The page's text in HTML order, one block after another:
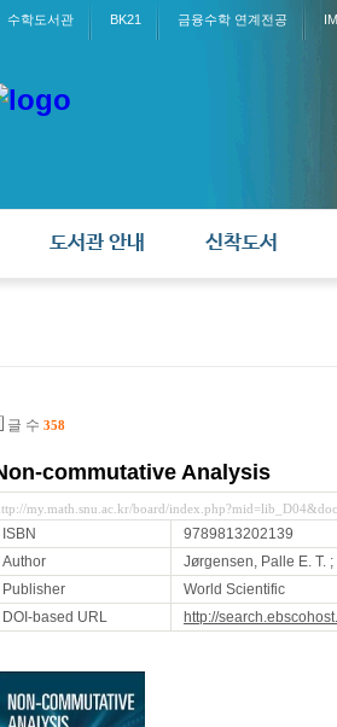
수학도서관 BK21 금융수학 연계전공
도서관 안내 신착도서
글 수 358
commutative Analysis
my.math.snu.ac.kr/board/
ISBN
9789813202139
Author
Jørgensen, Palle E. T.
Publisher
World Scientific
DOI-based URL
http://